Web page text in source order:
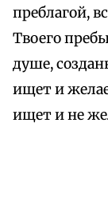
преблагой,
Твоего
душе,
ищет и
ищет и не